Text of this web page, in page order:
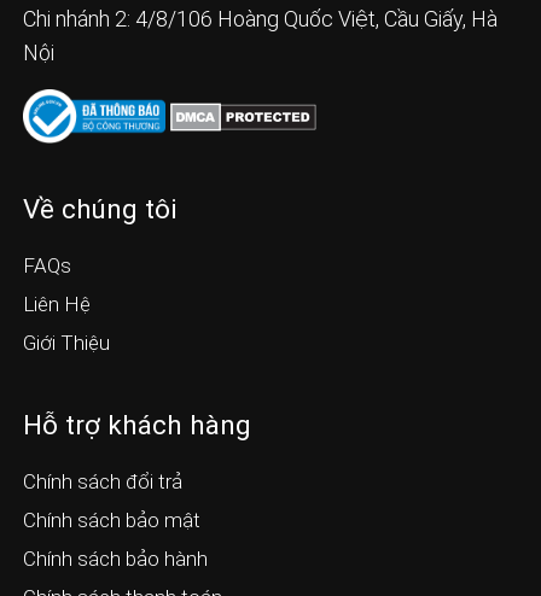
Chi nhánh 2: 4/8/106 Hoàng Quốc Việt, Cầu Giấy, Hà
Nội
Về chúng tôi
FAQs
Liên Hệ
Giới Thiệu
Hỗ trợ khách hàng
Chính sách đổi trả
Chính sách bảo mật
Chính sách bảo hành